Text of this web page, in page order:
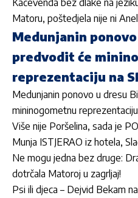
Matoru, poštedjela nije ni
Medunjanin
predvodit će
reprezentaciju na
Medunjanin ponovo u dresu
mininogometnu
Više nije Poršelina, sada je
Munja ISTJERAO iz hotela,
Ne mogu jedna bez druge:
dotrčala Matoroj u zagrljaj!
Psi ili djeca – Dejvid Bekam